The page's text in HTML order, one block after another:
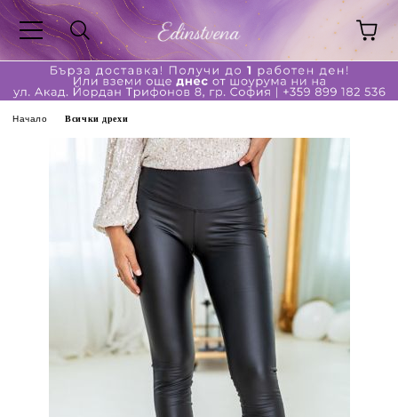
Начало Всички дрехи